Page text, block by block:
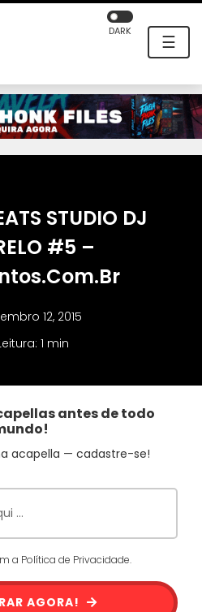
☰
DARK
STUDIO DJ
#5 –
12, 2015
1 min
antes de todo
acapella — cadastre-se!
a Política de Privacidade.
AGORA!